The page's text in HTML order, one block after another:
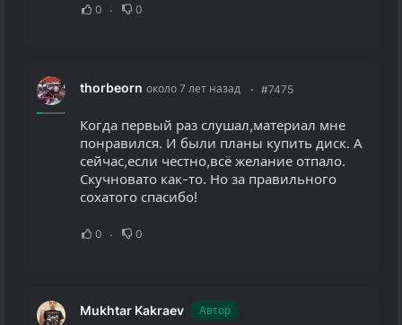
0 0
thorbeorn около 7 лет назад #7475
Когда первый раз слушал,материал мне
понравился. И были планы купить диск. А
сейчас,если честно,всё желание отпало.
Скучновато как-то. Но за правильного
сохатого спасибо!
0 0
Mukhtar Kakraev
Автор